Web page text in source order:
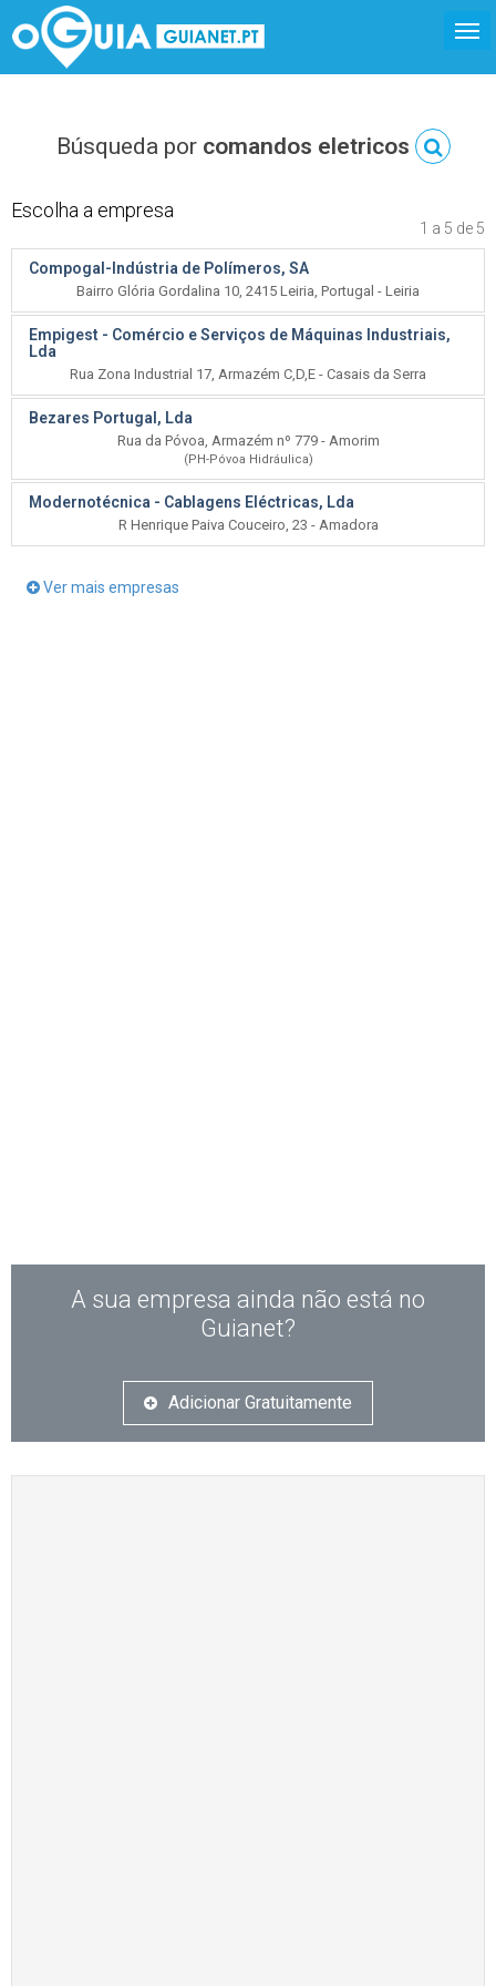
Búsqueda por comandos eletricos
Escolha a empresa
1 a 5 de 5
Compogal-Indústria de Polímeros, SA
Bairro Glória Gordalina 10, 2415 Leiria, Portugal - Leiria
Empigest - Comércio e Serviços de Máquinas Industriais,
Lda
Rua Zona Industrial 17, Armazém C,D,E - Casais da Serra
Bezares Portugal, Lda
Rua da Póvoa, Armazém nº 779 - Amorim
(PH-Póvoa Hidráulica)
Modernotécnica - Cablagens Eléctricas, Lda
R Henrique Paiva Couceiro, 23 - Amadora
Ver mais empresas
A sua empresa ainda não está no
Guianet?
Adicionar Gratuitamente